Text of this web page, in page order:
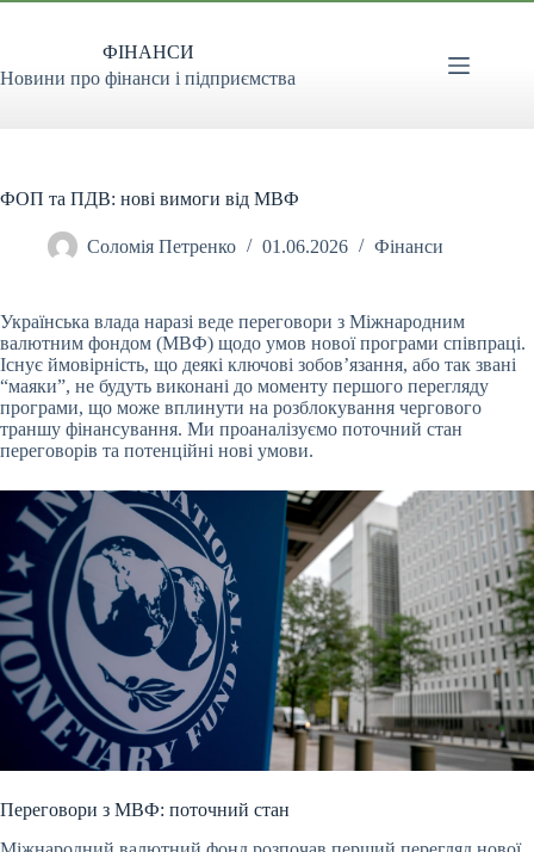
Перейти
ФІНАНСИ
Новини про фінанси і підприємства
ФОП та ПДВ: нові вимоги від МВФ
Соломія Петренко 01.06.2026 Фінанси
Українська влада наразі веде переговори з Міжнародним
валютним фондом (МВФ) щодо умов нової програми співпраці.
Існує ймовірність, що деякі ключові зобов’язання, або так звані
“маяки”, не будуть виконані до моменту першого перегляду
програми, що може вплинути на розблокування чергового
траншу фінансування. Ми проаналізуємо поточний стан
переговорів та потенційні нові умови.
Переговори з МВФ: поточний стан